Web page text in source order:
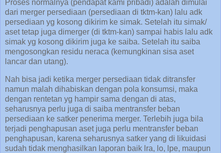
Proses normalnya (pendapat kami pribadi) adalah dimulai
dari merger persediaan (persediaan di tktm-kan) lalu adk
persediaan yg kosong dikirim ke simak. Setelah itu simak/
aset tetap juga dimerger (di tktm-kan) sampai habis lalu adk
simak yg kosong dikirim juga ke saiba. Setelah itu saiba
mengosongkan residu neraca (kemungkinan sisa aset
lancar dan utang).
Nah bisa jadi ketika merger persediaan tidak ditransfer
namun malah dihabiskan dengan pola konsumsi, maka
dengan rentetan yg hampir sama dengan di atas,
seharusnya perlu juga di saiba mentransfer beban
persediaan ke satker penerima merger. Terlebih juga bila
terjadi penghapusan aset juga perlu mentransfer beban
penghapusan, karena seharusnya satker yang di likuidasi
sudah tidak menghasilkan laporan baik lra, lo, lpe, maupun